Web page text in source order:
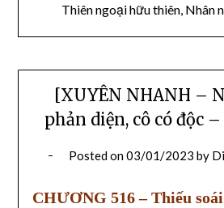
Thiên ngoại hữu thiên, Nhân
[XUYÊN NHANH –
phản diện, cô có độc
Posted on03/01/2023 by
CHƯƠNG 516 – Thiếu